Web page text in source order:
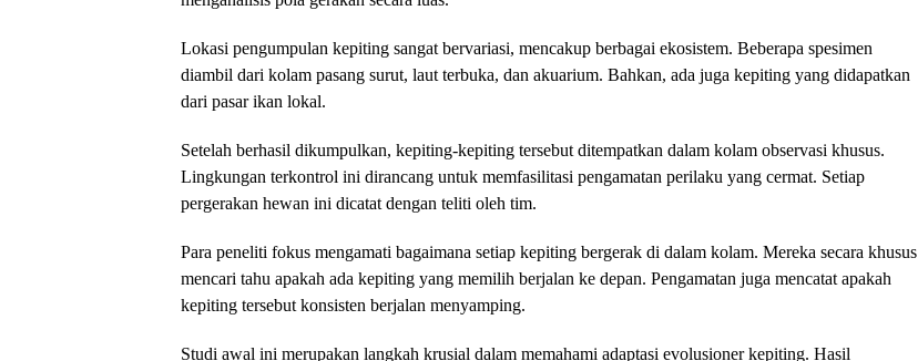
Lokasi pengumpulan kepiting sangat bervariasi, mencakup berbagai ekosistem. Beberapa spesimen
diambil dari kolam pasang surut, laut terbuka, dan akuarium. Bahkan, ada juga kepiting yang didapatkan
dari pasar ikan lokal.
Setelah berhasil dikumpulkan, kepiting-kepiting tersebut ditempatkan dalam kolam observasi khusus.
Lingkungan terkontrol ini dirancang untuk memfasilitasi pengamatan perilaku yang cermat. Setiap
pergerakan hewan ini dicatat dengan teliti oleh tim.
Para peneliti fokus mengamati bagaimana setiap kepiting bergerak di dalam kolam. Mereka secara khusus
mencari tahu apakah ada kepiting yang memilih berjalan ke depan. Pengamatan juga mencatat apakah
kepiting tersebut konsisten berjalan menyamping.
Studi awal ini merupakan langkah krusial dalam memahami adaptasi evolusioner kepiting. Hasil